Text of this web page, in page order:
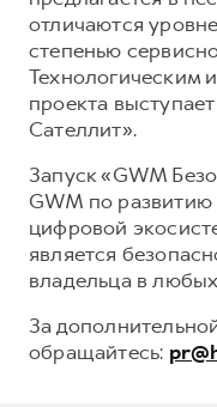
отличаются
степенью
Технологическим
проекта
Сателлит».
Запуск «GWM
GWM по развитию
цифровой
является
владельца в
За
обращайтесь: